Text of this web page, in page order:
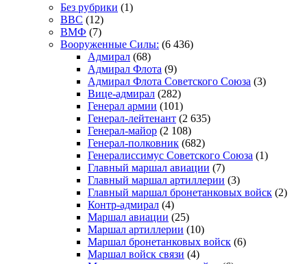
Без рубрики (1)
ВВС (12)
ВМФ (7)
Вооруженные Силы: (6 436)
Адмирал (68)
Адмирал Флота (9)
Адмирал Флота Советского Союза (3)
Вице-адмирал (282)
Генерал армии (101)
Генерал-лейтенант (2 635)
Генерал-майор (2 108)
Генерал-полковник (682)
Генералиссимус Советского Союза (1)
Главный маршал авиации (7)
Главный маршал артиллерии (3)
Главный маршал бронетанковых войск (2)
Контр-адмирал (4)
Маршал авиации (25)
Маршал артиллерии (10)
Маршал бронетанковых войск (6)
Маршал войск связи (4)